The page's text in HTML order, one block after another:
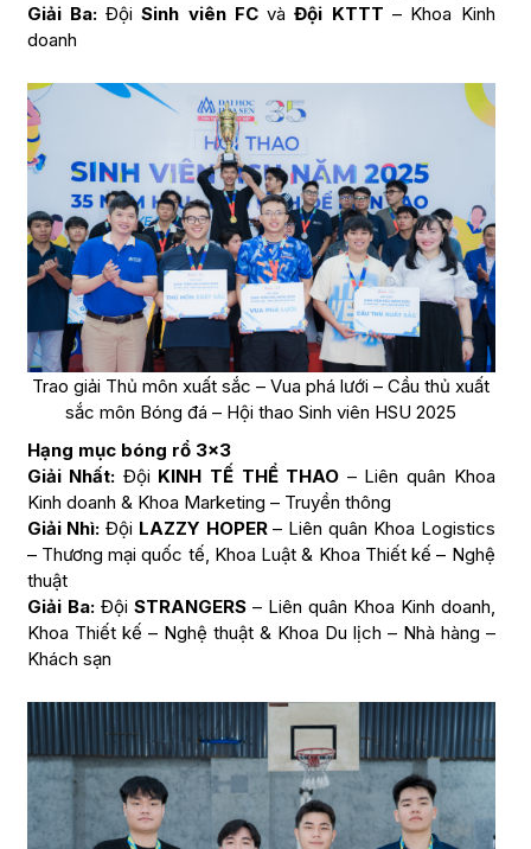
Giải Ba:ĐộiSinh viên FCvàĐội KTTT – Khoa Kinh
doanh
Trao giải Thủ môn xuất sắc – Vua phá lưới – Cầu thủ xuất
sắc môn Bóng đá – Hội thao Sinh viên HSU 2025
Hạng mục bóng rổ 3×3
Giải Nhất: Đội KINH TẾ THỂ THAO – Liên quân Khoa
Kinh doanh & Khoa Marketing – Truyền thông
Giải Nhì: Đội LAZZY HOPER– Liên quân Khoa Logistics
– Thương mại quốc tế, Khoa Luật & Khoa Thiết kế – Nghệ
thuật
Giải Ba:Đội STRANGERS– Liên quân Khoa Kinh doanh,
Khoa Thiết kế – Nghệ thuật & Khoa Du lịch – Nhà hàng –
Khách sạn